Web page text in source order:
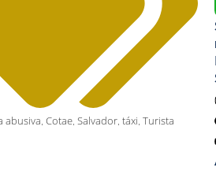
abusiva ,Cotae ,Salvador ,táxi ,Turista